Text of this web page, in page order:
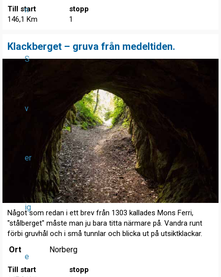
n
S
v
er
ig
e
Till start
146,1 Km
stopp
1
Klackberget – gruva från medeltiden.
Något som redan i ett brev från 1303 kallades Mons Ferri,
"stålberget" måste man ju bara titta närmare på. Vandra runt
förbi gruvhål och i små tunnlar och blicka ut på utsiktklackar.
Ort Norberg
Till start
stopp